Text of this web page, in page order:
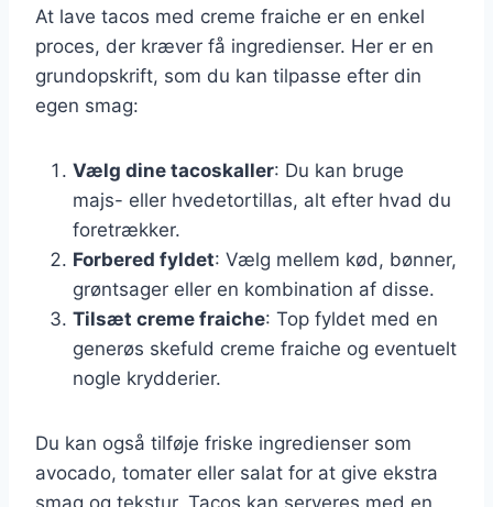
At lave tacos med creme fraiche er en enkel
proces, der kræver få ingredienser. Her er en
grundopskrift, som du kan tilpasse efter din
egen smag:
Vælg dine tacoskaller: Du kan bruge
majs- eller hvedetortillas, alt efter hvad du
foretrækker.
Forbered fyldet: Vælg mellem kød, bønner,
grøntsager eller en kombination af disse.
Tilsæt creme fraiche: Top fyldet med en
generøs skefuld creme fraiche og eventuelt
nogle krydderier.
Du kan også tilføje friske ingredienser som
avocado, tomater eller salat for at give ekstra
smag og tekstur. Tacos kan serveres med en